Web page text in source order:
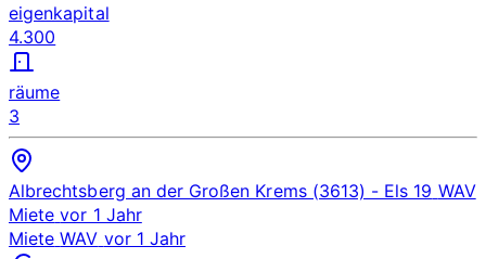
eigenkapital
4.300
räume
3
Albrechtsberg an der Großen Krems (3613) - Els 19 WAV
Miete vor 1 Jahr
Miete WAV vor 1 Jahr